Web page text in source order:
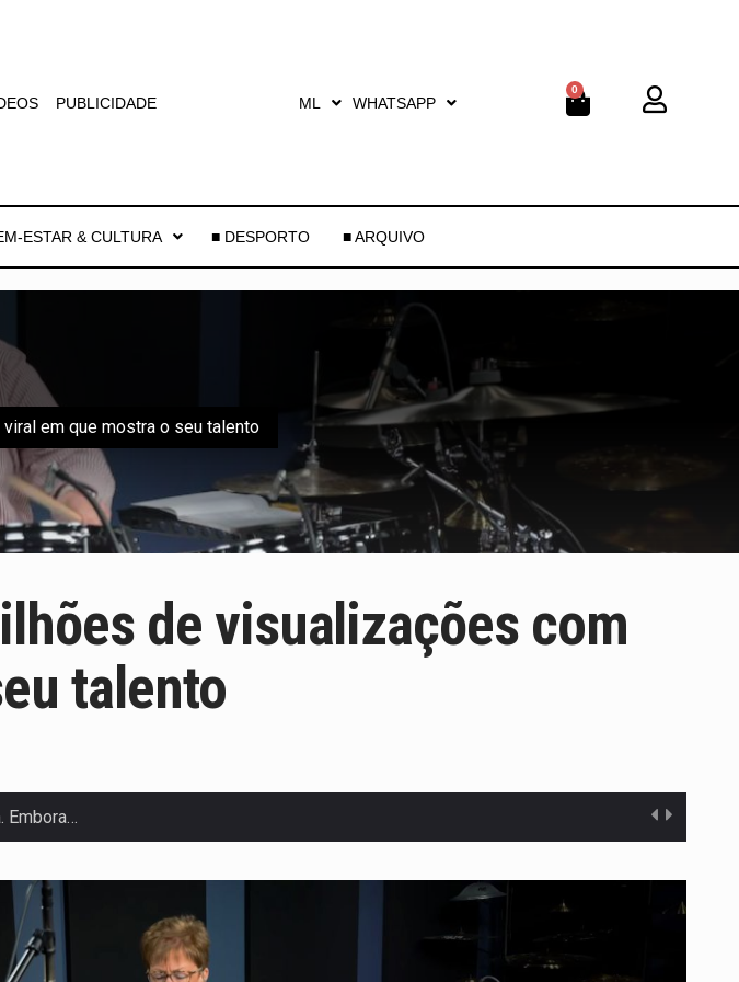
PUBLICIDADE ML WHATSAPP
0
ESTAR & CULTURA ■ DESPORTO ■ ARQUIVO
em que mostra o seu talento
de visualizações com
talento
Embora…